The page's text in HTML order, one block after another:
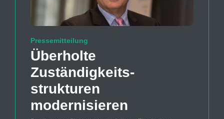
Pressemitteilung
Überholte
Zuständigkeits­
strukturen
modernisieren